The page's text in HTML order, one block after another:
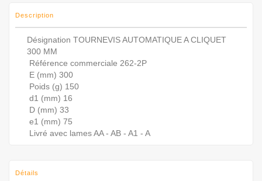
Description
Désignation TOURNEVIS AUTOMATIQUE A CLIQUET
300 MM
Référence commerciale 262-2P
E (mm) 300
Poids (g) 150
d1 (mm) 16
D (mm) 33
e1 (mm) 75
Livré avec lames AA - AB - A1 - A
Détails